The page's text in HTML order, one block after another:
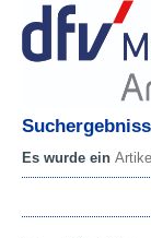
Es wurde ein